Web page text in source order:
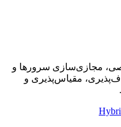
مجازی‌سازی سرورها و
مقیاس‌پذیری و